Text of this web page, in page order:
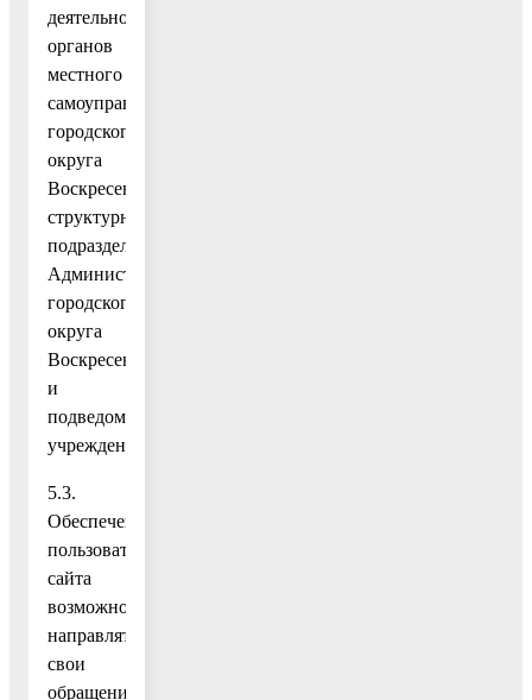
деятельности
органов
местного
самоуправления
городского
округа
Воскресенск,
структурных
подразделений
Администрации
городского
округа
Воскресенск
и
подведомственных
учреждений;
5.3.
Обеспечение
пользователей
сайта
возможностью
направлять
свои
обращения